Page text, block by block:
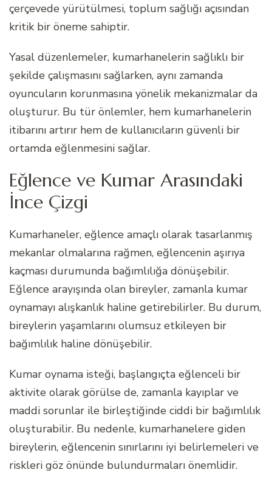
çerçevede yürütülmesi, toplum sağlığı açısından
kritik bir öneme sahiptir.
Yasal düzenlemeler, kumarhanelerin sağlıklı bir
şekilde çalışmasını sağlarken, aynı zamanda
oyuncuların korunmasına yönelik mekanizmalar da
oluşturur. Bu tür önlemler, hem kumarhanelerin
itibarını artırır hem de kullanıcıların güvenli bir
ortamda eğlenmesini sağlar.
Eğlence ve Kumar Arasındaki
İnce Çizgi
Kumarhaneler, eğlence amaçlı olarak tasarlanmış
mekanlar olmalarına rağmen, eğlencenin aşırıya
kaçması durumunda bağımlılığa dönüşebilir.
Eğlence arayışında olan bireyler, zamanla kumar
oynamayı alışkanlık haline getirebilirler. Bu durum,
bireylerin yaşamlarını olumsuz etkileyen bir
bağımlılık haline dönüşebilir.
Kumar oynama isteği, başlangıçta eğlenceli bir
aktivite olarak görülse de, zamanla kayıplar ve
maddi sorunlar ile birleştiğinde ciddi bir bağımlılık
oluşturabilir. Bu nedenle, kumarhanelere giden
bireylerin, eğlencenin sınırlarını iyi belirlemeleri ve
riskleri göz önünde bulundurmaları önemlidir.